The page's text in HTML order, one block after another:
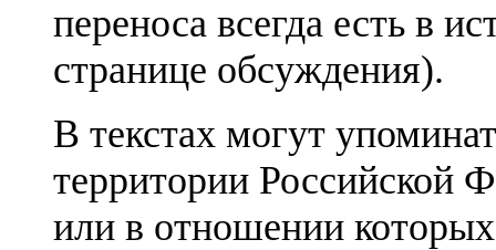
переноса всегда есть в
странице обсуждения).
В текстах могут
территории Российской
или в отношении